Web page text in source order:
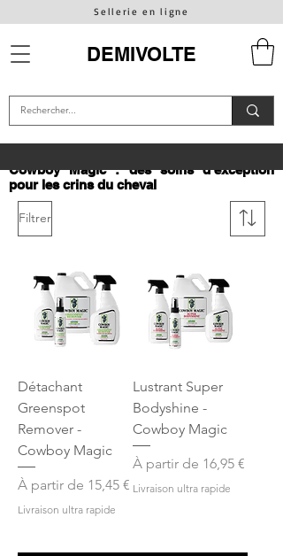
Sellerie en ligne
DEMIVOLTE
Cowboy Magic : des soins d’exception
pour les crins du cheval
Filtrer
Détachant
Greenspot
Remover -
Cowboy Magic
À partir de 15,45 €
Prix promotionnel
Livraison ultra rapide
Lustrant Super
Bodyshine -
Cowboy Magic
À partir de 16,95 €
Prix promotionnel
Livraison ultra rapide